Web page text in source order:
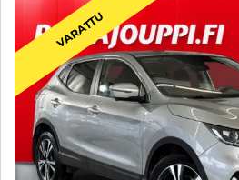
VARATTU